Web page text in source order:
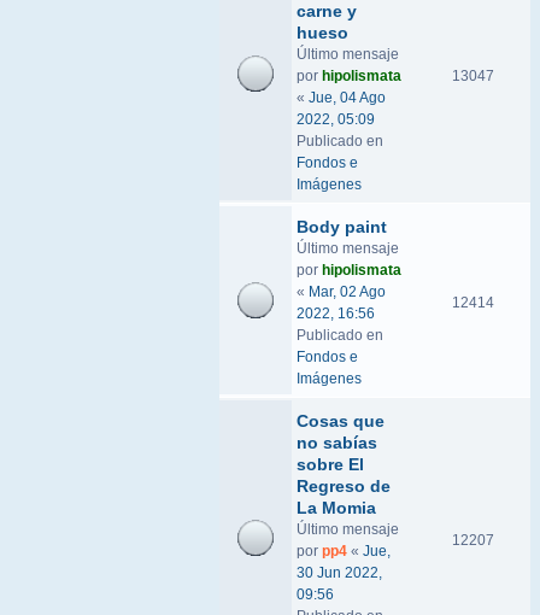
carne y
hueso
Último mensaje
por hipolismata
« Jue, 04 Ago
2022, 05:09
Publicado en
Fondos e
Imágenes
13047
Body paint
Último mensaje
por hipolismata
« Mar, 02 Ago
2022, 16:56
Publicado en
Fondos e
Imágenes
12414
Cosas que
no sabías
sobre El
Regreso de
La Momia
Último mensaje
por pp4 « Jue,
30 Jun 2022,
09:56
12207